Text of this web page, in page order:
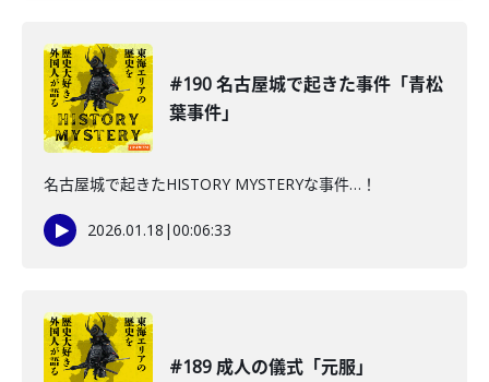
#190 名古屋城で起きた事件「青松
葉事件」
名古屋城で起きたHISTORY MYSTERYな事件…！
2026.01.18 |00:06:33
#189 成人の儀式「元服」